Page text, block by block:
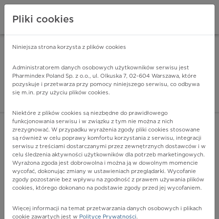
Pharmindex - lider
ZALOGUJ SIĘ
H61.3 - Zwężenie przewodu słuchowego zewnętrznego
nabyte
Więcej na lekiicd10.pl
Pliki cookies
Niniejsza strona korzysta z plików cookies
Administratorem danych osobowych użytkowników serwisu jest
Pharmindex Poland Sp. z o.o., ul. Olkuska 7, 02-604 Warszawa, które
pozyskuje i przetwarza przy pomocy niniejszego serwisu, co odbywa
się m.in. przy użyciu plików cookies.
Niektóre z plików cookies są niezbędne do prawidłowego
funkcjonowania serwisu i w związku z tym nie można z nich
zrezygnować. W przypadku wyrażenia zgody pliki cookies stosowane
są również w celu poprawy komfortu korzystania z serwisu, integracji
serwisu z treściami dostarczanymi przez zewnętrznych dostawców i w
celu śledzenia aktywności użytkowników dla potrzeb marketingowych.
Wyrażona zgoda jest dobrowolna i można ją w dowolnym momencie
wycofać, dokonując zmiany w ustawieniach przeglądarki. Wycofanie
zgody pozostanie bez wpływu na zgodność z prawem używania plików
cookies, którego dokonano na podstawie zgody przed jej wycofaniem.
Więcej informacji na temat przetwarzania danych osobowych i plikach
cookie zawartych jest w Polityce Prywatności.
ZA DARMO - w Google Play INSTALUJ